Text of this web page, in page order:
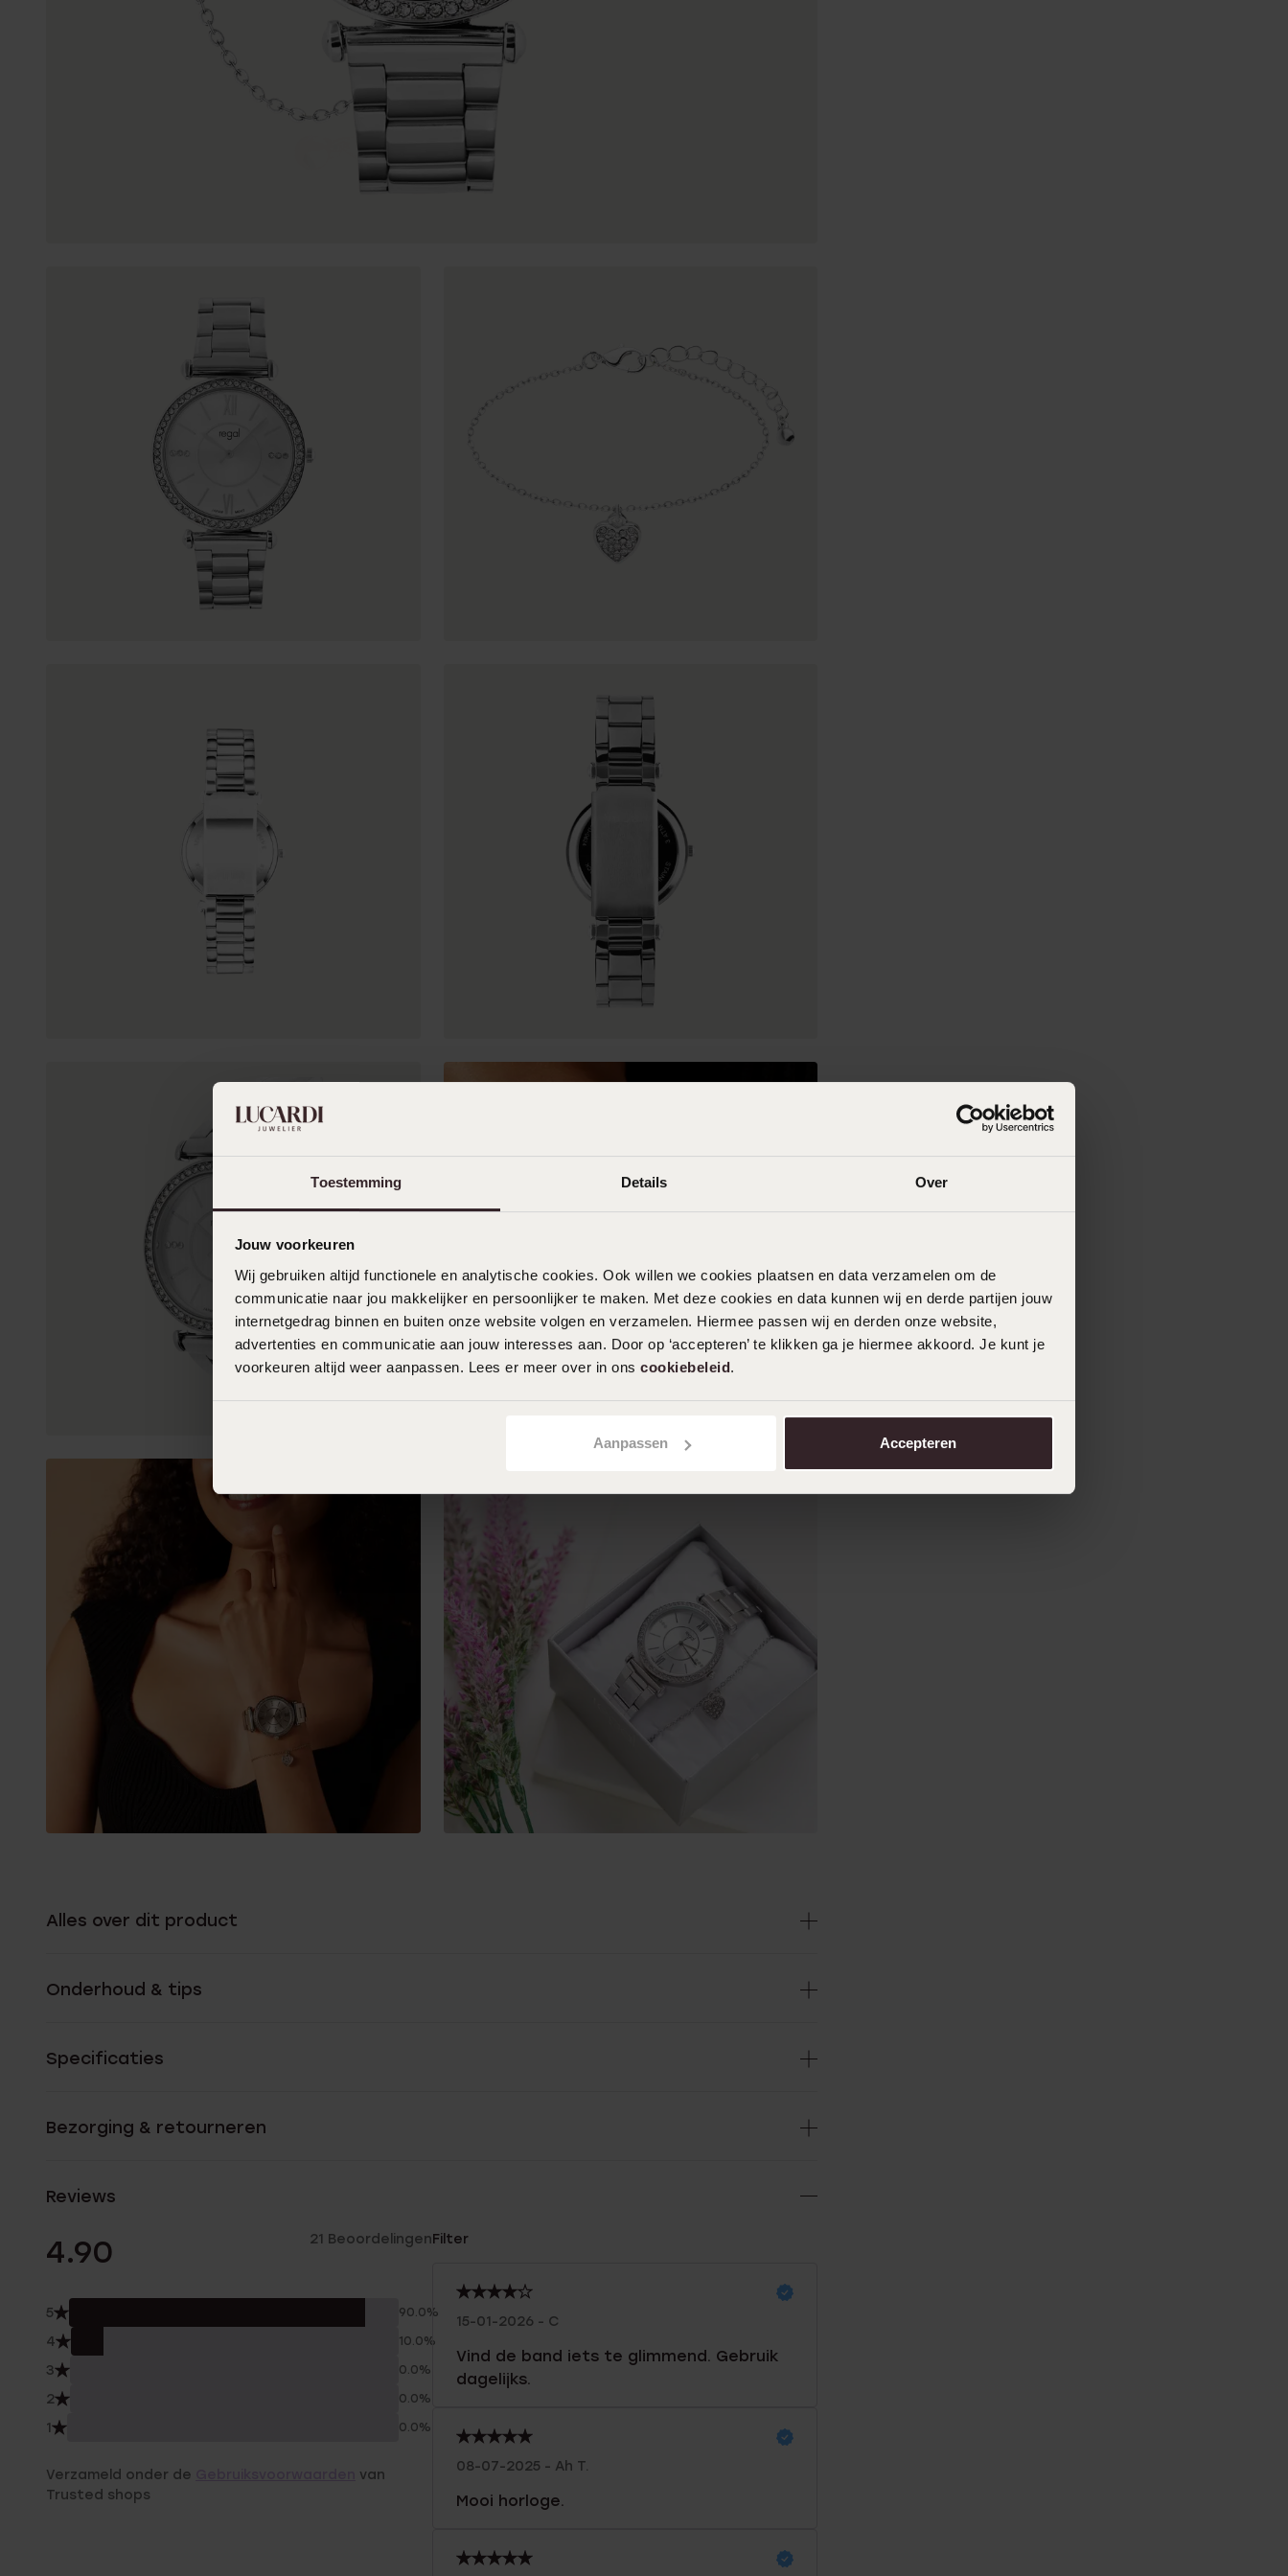
Toestemming Details Over
Jouw voorkeuren
Wij gebruiken altijd functionele en analytische cookies. Ook willen we cookies plaatsen en data verzamelen om de
communicatie naar jou makkelijker en persoonlijker te maken. Met deze cookies en data kunnen wij en derde partijen jouw
internetgedrag binnen en buiten onze website volgen en verzamelen. Hiermee passen wij en derden onze website,
advertenties en communicatie aan jouw interesses aan. Door op ‘accepteren’ te klikken ga je hiermee akkoord. Je kunt je
voorkeuren altijd weer aanpassen. Lees er meer over in ons cookiebeleid.
Aanpassen Accepteren
Alles over dit product
Onderhoud & tips
Specificaties
Bezorging & retourneren
Reviews
4.90 21 Beoordelingen
5 90.0%
4 10.0%
3 0.0%
2 0.0%
1 0.0%
Verzameld onder de
van
Trusted shops
Filter
15-01-2026 - C
Vind de band iets te glimmend. Gebruik
dagelijks.
08-07-2025 - Ah T.
Mooi horloge.